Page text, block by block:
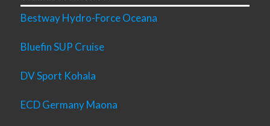
Bestway Hydro-Force Oceana
Bluefin SUP Cruise
DV Sport Kohala
ECD Germany Maona